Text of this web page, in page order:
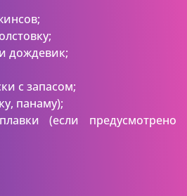
дождевик;
с запасом;
панаму);
(если предусмотрено